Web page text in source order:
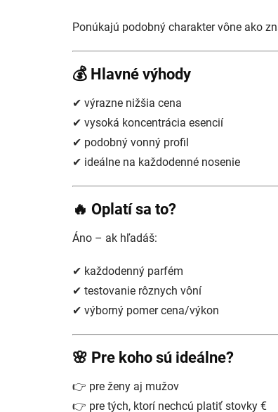
Ponúkajú podobný charakter vône ako
💰 Hlavné výhody
✔ výrazne nižšia cena
✔ vysoká koncentrácia esencií
✔ podobný vonný profil
✔ ideálne na každodenné nosenie
🔥 Oplatí sa to?
Áno – ak hľadáš:
✔ každodenný parfém
✔ testovanie rôznych vôní
✔ výborný pomer cena/výkon
🌸 Pre koho sú ideálne?
👉 pre ženy aj mužov
👉 pre tých, ktorí nechcú platiť stovky €